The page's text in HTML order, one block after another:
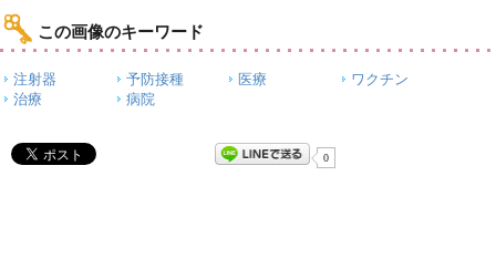
この画像のキーワード
注射器 予防接種 医療
ワクチン
治療
病院
0